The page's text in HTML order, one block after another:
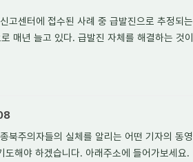
고센터에 접수된 사례 중 급발진으로 추정되는
매년 늘고 있다. 급발진 자체를 해결하는 것이
북주의자들의 실체를 알리는 어떤 기자의 동영
해야 하겠습니다. 아래주소에 들어가보세요.